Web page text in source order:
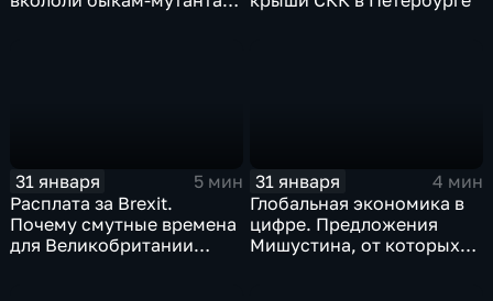
31 января
5 мин
Расплата за Brexit.
Почему смутные времена
для Великобритании
31 января
4 мин
Глобальная экономика в
цифре. Предложения
Мишустина, от которых